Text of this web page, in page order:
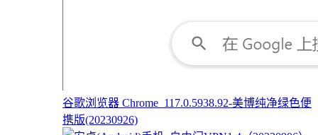
谷歌浏览器 Chrome_117.0.5938.92-美博纯净绿色便
携版(20230926)